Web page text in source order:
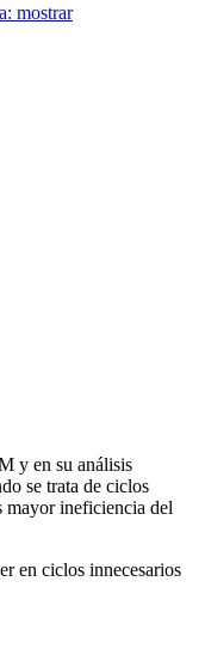
mostrar
y en su análisis
se trata de ciclos
mayor ineficiencia del
en ciclos innecesarios